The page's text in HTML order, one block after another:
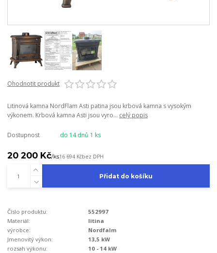
Ohodnotit produkt
Litinová kamna NordFlam Asti patina jsou krbová kamna s vysokým
výkonem. Krbová kamna Asti jsou vyro... celý popis
Dostupnost do 14 dnů 1 ks
20 200 Kč/ks16 694 Kčbez DPH
Přidat do košíku
Číslo produktu:
552997
Materiál:
litina
výrobce:
Nordfalm
Jmenovitý výkon:
13,5 kW
rozsah výkonu:
10 - 14 kW